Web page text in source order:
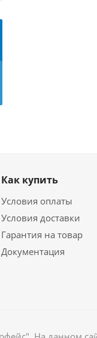
Как купить
Условия оплаты
Условия доставки
Гарантия на товар
Документация